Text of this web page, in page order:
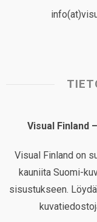
Visual Finland
Visual Finland on
kauniita Suomi-
sisustukseen.